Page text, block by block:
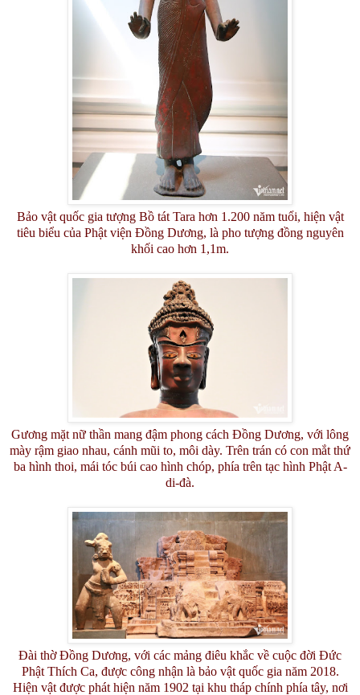
Bảo vật quốc gia tượng Bồ tát Tara hơn 1.200 năm tuổi, hiện vật
tiêu biểu của Phật viện Đồng Dương, là pho tượng đồng nguyên
khối cao hơn 1,1m.
Gương mặt nữ thần mang đậm phong cách Đồng Dương, với lông
mày rậm giao nhau, cánh mũi to, môi dày. Trên trán có con mắt thứ
ba hình thoi, mái tóc búi cao hình chóp, phía trên tạc hình Phật A-
di-đà.
Đài thờ Đồng Dương, với các mảng điêu khắc về cuộc đời Đức
Phật Thích Ca, được công nhận là bảo vật quốc gia năm 2018.
Hiện vật được phát hiện năm 1902 tại khu tháp chính phía tây, nơi